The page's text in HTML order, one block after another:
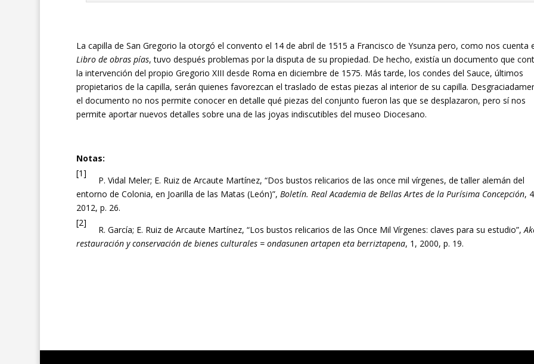
La capilla de San Gregorio la otorgó el convento el 14 de abril de 1515 a Francisco de Ysunza pero, como nos cuenta
Libro de obras pías, tuvo después problemas por la disputa de su propiedad. De hecho, existía un documento que
la intervención del propio Gregorio XIII desde Roma en diciembre de 1575. Más tarde, los condes del Sauce, últimos
propietarios de la capilla, serán quienes favorezcan el traslado de estas piezas al interior de su capilla.
el documento no nos permite conocer en detalle qué piezas del conjunto fueron las que se desplazaron, pero sí nos
permite aportar nuevos detalles sobre una de las joyas indiscutibles del museo Diocesano.
Notas:
[1]
P. Vidal Meler; E. Ruiz de Arcaute Martínez, “Dos bustos relicarios de las once mil vírgenes, de taller alemán del
entorno de Colonia, en Joarilla de las Matas (León)”, Boletín. Real Academia de Bellas Artes de la Purísima Concepción,
2012, p. 26.
[2]
R. García; E. Ruiz de Arcaute Martínez, “Los bustos relicarios de las Once Mil Vírgenes: claves para su estudio”,
restauración y conservación de bienes culturales = ondasunen artapen eta berriztapena, 1, 2000, p. 19.